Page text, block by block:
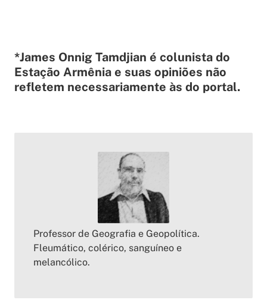
*James Onnig Tamdjian é colunista do
Estação Armênia e suas opiniões não
refletem necessariamente às do portal.
Professor de Geografia e Geopolítica.
Fleumático, colérico, sanguíneo e
melancólico.